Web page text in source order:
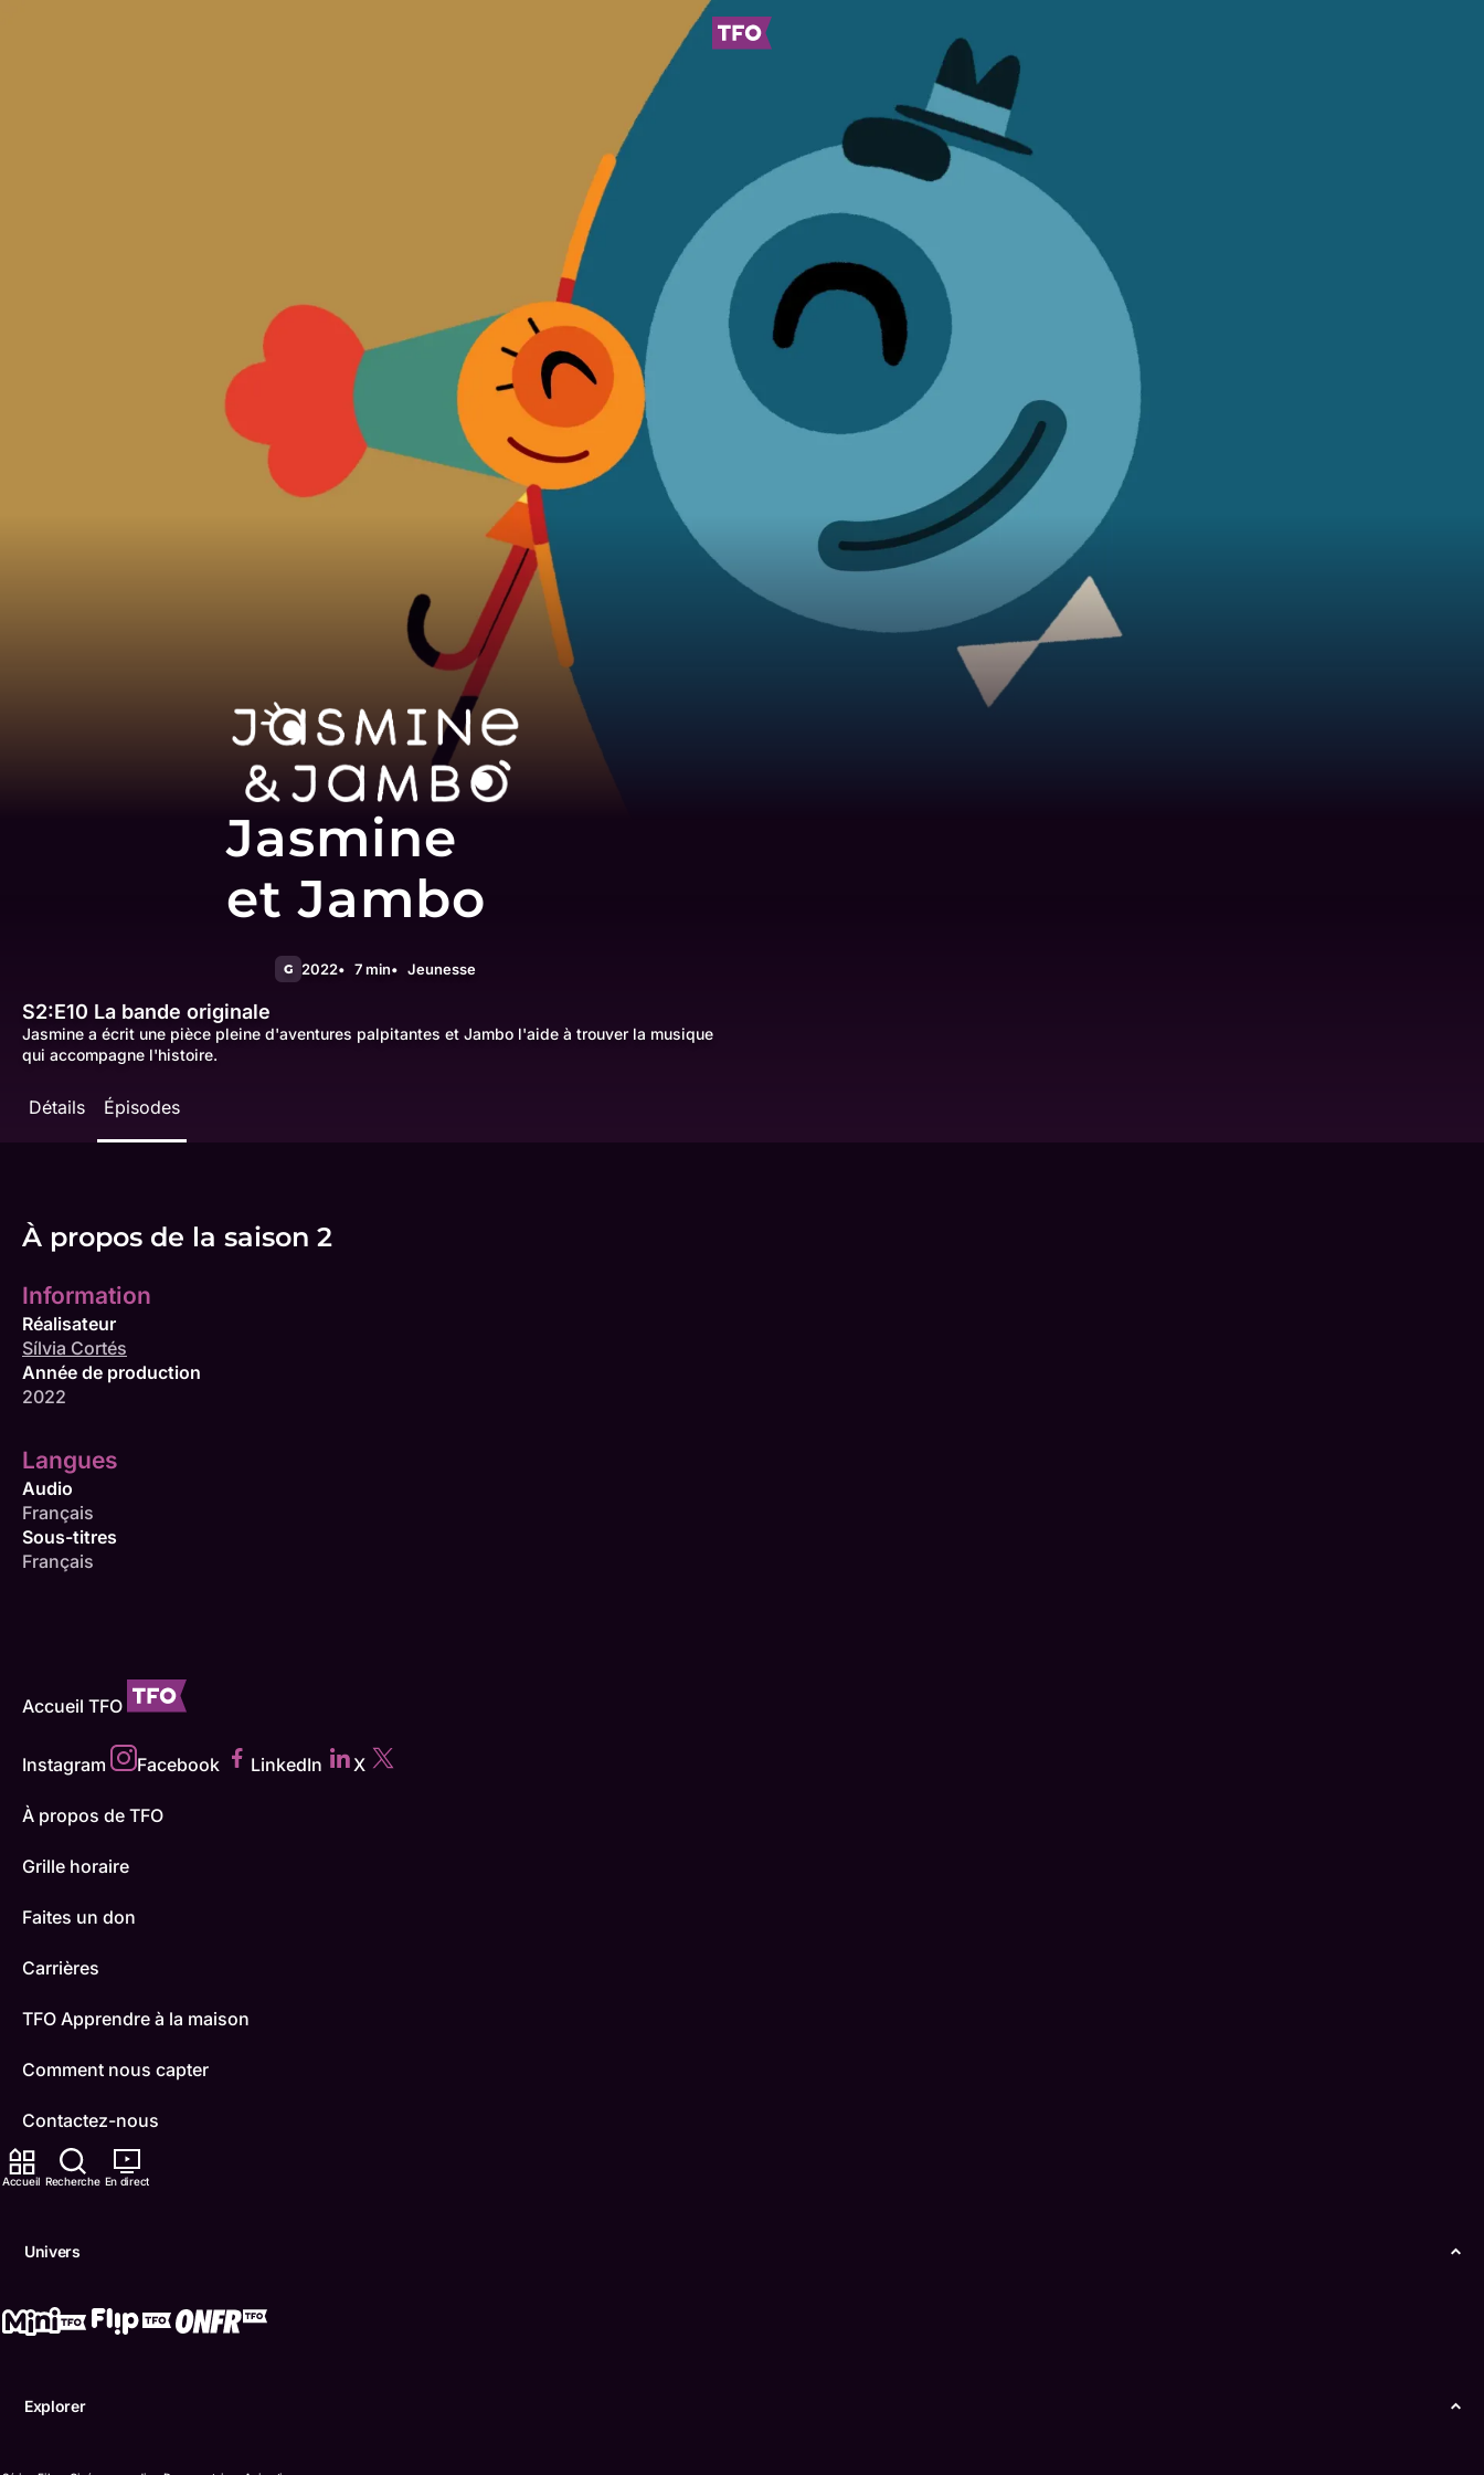
Accueil Recherche En direct
Univers
Explorer
Jasmine
et Jambo
G 2022 7 min Jeunesse
S2:E10 La bande originale
Jasmine a écrit une pièce pleine d'aventures palpitantes et Jambo l'aide à trouver la musique
qui accompagne l'histoire.
Détails Épisodes
À propos de la saison 2
Information
Réalisateur
Sílvia Cortés
Année de production
2022
Langues
Audio
Français
Sous-titres
Français
Accueil TFO
Instagram Facebook LinkedIn X
À propos de TFO
Grille horaire
Faites un don
Carrières
TFO Apprendre à la maison
Comment nous capter
Contactez-nous
ONFR
Conditions d'utilisation